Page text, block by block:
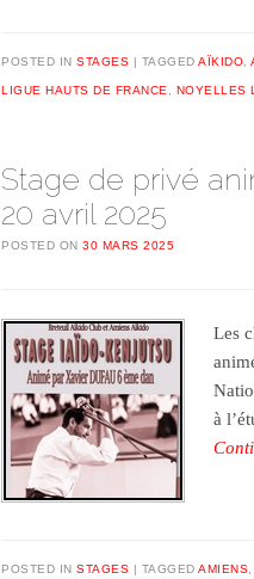
POSTED IN STAGES TAGGED AÏKIDO
LIGUE HAUTS DE FRANCE NOYELLES
Stage de privé
20 avril 2025
POSTED ON 30 MARS 2025
Les
à
POSTED IN STAGES TAGGED AMIENS,